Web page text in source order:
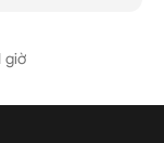
giờ